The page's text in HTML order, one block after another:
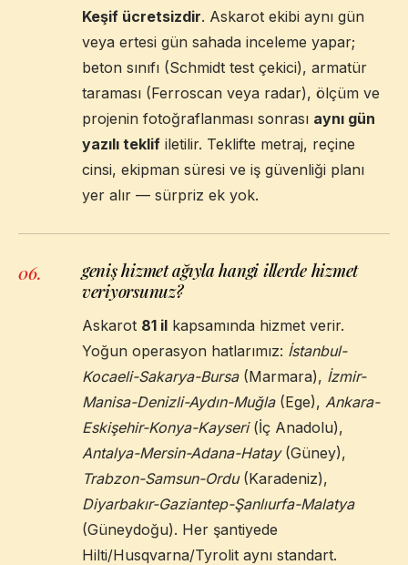
Keşif ücretsizdir. Askarot ekibi aynı gün
veya ertesi gün sahada inceleme yapar;
beton sınıfı (Schmidt test çekici), armatür
taraması (Ferroscan veya radar), ölçüm ve
projenin fotoğraflanması sonrası aynı gün
yazılı teklif iletilir. Teklifte metraj, reçine
cinsi, ekipman süresi ve iş güvenliği planı
yer alır — sürpriz ek yok.
06.
geniş hizmet ağıyla hangi illerde hizmet
veriyorsunuz?
Askarot 81 il kapsamında hizmet verir.
Yoğun operasyon hatlarımız: İstanbul-
Kocaeli-Sakarya-Bursa(Marmara), İzmir-
Manisa-Denizli-Aydın-Muğla(Ege), Ankara-
Eskişehir-Konya-Kayseri(İç Anadolu),
Antalya-Mersin-Adana-Hatay(Güney),
Trabzon-Samsun-Ordu(Karadeniz),
Diyarbakır-Gaziantep-Şanlıurfa-Malatya
(Güneydoğu). Her şantiyede
Hilti/Husqvarna/Tyrolit aynı standart.